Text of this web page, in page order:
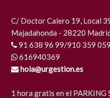
C/ Doctor Calero 19, Local
Majadahonda - 28220
91 638 96 99/910 359 059
616940369
hola@urgestion.es
1 hora gratis en el PARKING